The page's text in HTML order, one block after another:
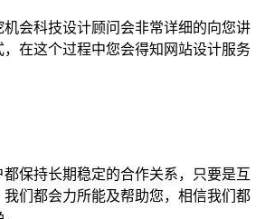
机会科技设计顾问会非常详细的向您讲
在这个过程中您会得知网站设计服务
保持长期稳定的合作关系，只要是互
们都会力所能及帮助您，相信我们都